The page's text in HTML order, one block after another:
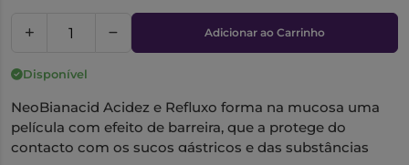
Adicionar ao Carrinho
Disponível
NeoBianacid Acidez e Refluxo forma na mucosa uma
película com efeito de barreira, que a protege do
contacto com os sucos gástricos e das substâncias